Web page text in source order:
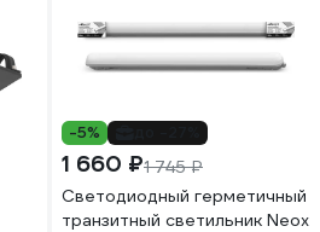
-5%
1 660 ₽1 745 ₽
Светодиодный герметичный
транзитный светильник Neox